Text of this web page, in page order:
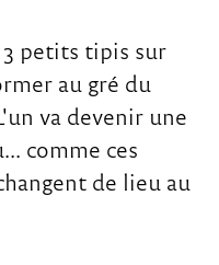
petits tipis sur
au gré du
va devenir une
comme ces
de lieu au